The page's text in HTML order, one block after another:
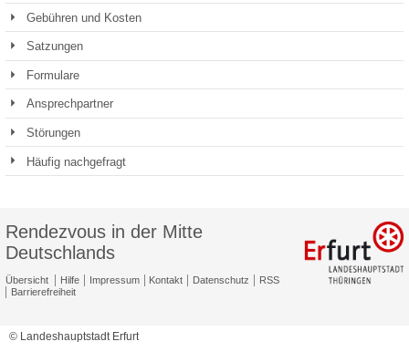
Gebühren und Kosten
Satzungen
Formulare
Ansprechpartner
Störungen
Häufig nachgefragt
Rendezvous in der Mitte
Deutschlands
Übersicht Hilfe Impressum Kontakt Datenschutz
RSS
Barrierefreiheit
© Landeshauptstadt Erfurt